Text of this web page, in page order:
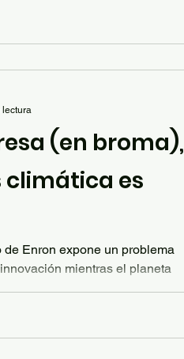
emocional.
(en broma),
climática es
Enron expone un problema
mientras el planeta
lectura